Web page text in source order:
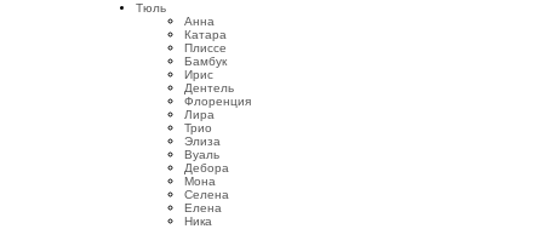
Тюль
Анна
Катара
Плиссе
Бамбук
Ирис
Дентель
Флоренция
Лира
Трио
Элиза
Вуаль
Дебора
Мона
Селена
Елена
Ника